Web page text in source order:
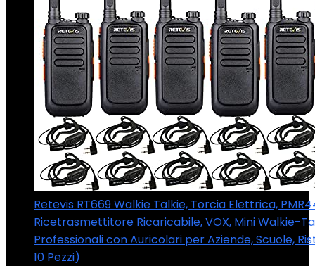
Retevis RT669 Walkie Talkie, Torcia Elettrica,
Ricetrasmettitore Ricaricabile, VOX, Mini Walkie-
Professionali con Auricolari per Aziende, Scuole,
10 Pezzi)